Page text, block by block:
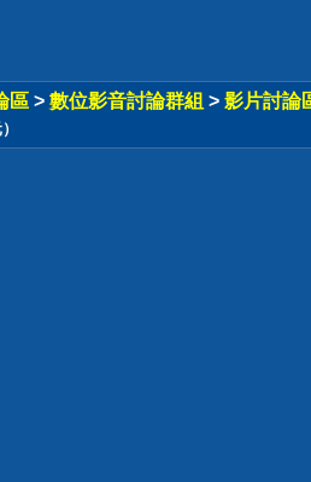
區 > 數位影音討論群組 > 影片討論